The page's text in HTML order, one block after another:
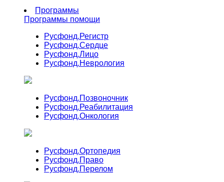
Программы
Программы помощи
Русфонд.Регистр
Русфонд.Сердце
Русфонд.Лицо
Русфонд.Неврология
Русфонд.Позвоночник
Русфонд.Реабилитация
Русфонд.Онкология
Русфонд.Ортопедия
Русфонд.Право
Русфонд.Перелом